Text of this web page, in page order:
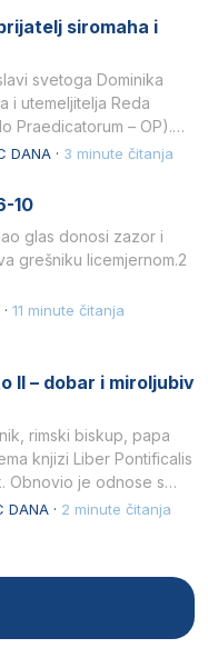
siromaha i
svetoga Dominika
i utemeljitelja Reda
Praedicatorum – OP).
ljubavlju prema
DANA · 3 minute čitanja
10
glas donosi zazor i
grešniku licemjernom.2
11 minute čitanja
II – dobar i miroljubiv
rimski biskup, papa
knjizi Liber Pontificalis
Obnovio je odnose s
DANA · 2 minute čitanja